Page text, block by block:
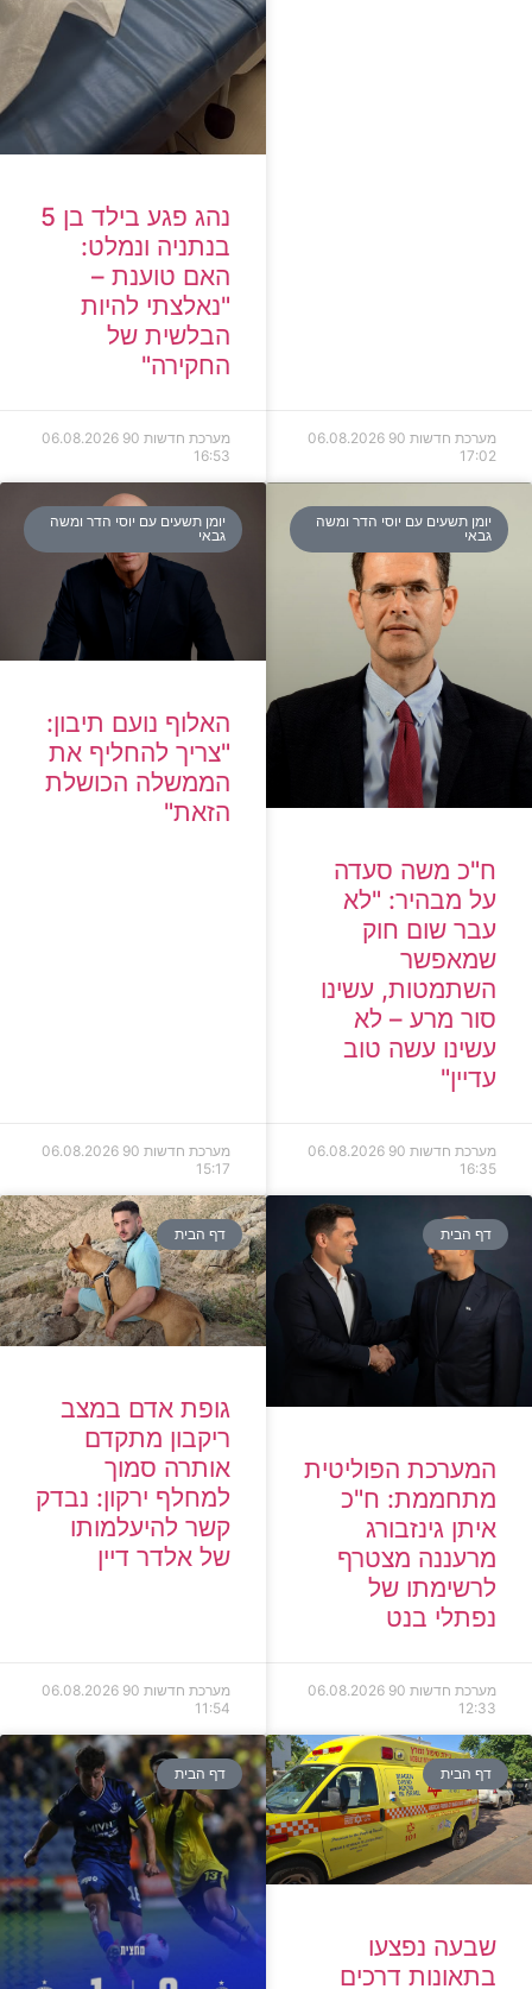
מערכת חדשות 90
06.08.2026
17:02
נהג פגע בילד בן 5
בנתניה ונמלט:
האם טוענת –
"נאלצתי להיות
הבלשית של
החקירה"
מערכת חדשות 90
06.08.2026
16:53
יומן תשעים עם יוסי הדר ומשה
גבאי
ח"כ משה סעדה
על מבהיר: "לא
עבר שום חוק
שמאפשר
השתמטות, עשינו
סור מרע – לא
עשינו עשה טוב
עדיין"
מערכת חדשות 90
06.08.2026
16:35
יומן תשעים עם יוסי הדר ומשה
גבאי
האלוף נועם תיבון:
"צריך להחליף את
הממשלה הכושלת
הזאת"
מערכת חדשות 90
06.08.2026
15:17
דף הבית
המערכת הפוליטית
מתחממת: ח"כ
איתן גינזבורג
מרעננה מצטרף
לרשימתו של
נפתלי בנט
מערכת חדשות 90
06.08.2026
12:33
דף הבית
גופת אדם במצב
ריקבון מתקדם
אותרה סמוך
למחלף ירקון: נבדק
קשר להיעלמותו
של אלדר דיין
מערכת חדשות 90
06.08.2026
11:54
דף הבית
שבעה נפצעו
בתאונות דרכים
דף הבית